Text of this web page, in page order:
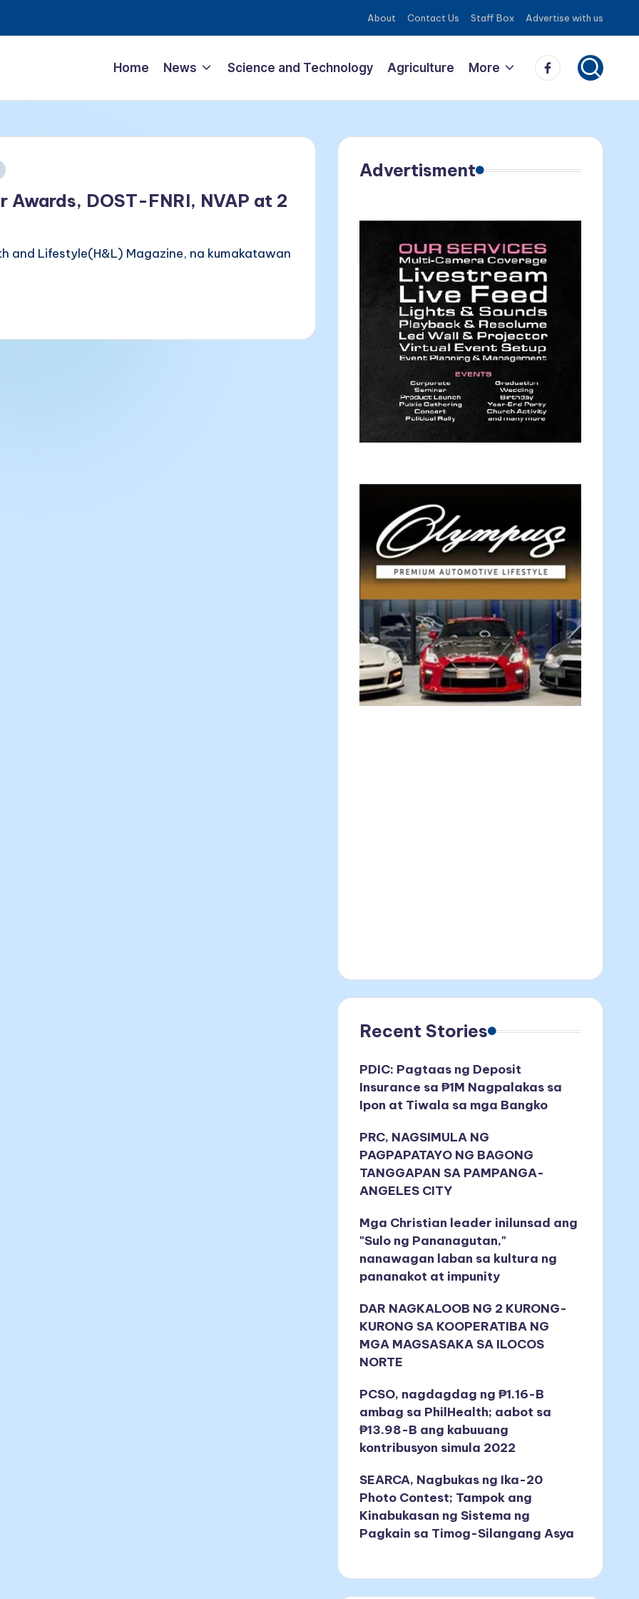
About Contact Us Staff Box Advertise with us
Home News Science and Technology Agriculture More Facebook
DOST-FNRI, NVAP at 2
and Lifestyle(H&L) Magazine, na kumakatawan
Advertisment
Recent Stories
PDIC: Pagtaas ng Deposit
Insurance sa ₱1M Nagpalakas sa
Ipon at Tiwala sa mga Bangko
PRC, NAGSIMULA NG
PAGPAPATAYO NG BAGONG
TANGGAPAN SA PAMPANGA-
ANGELES CITY
Mga Christian leader inilunsad ang
"Sulo ng Pananagutan,"
nanawagan laban sa kultura ng
pananakot at impunity
DAR NAGKALOOB NG 2 KURONG-
KURONG SA KOOPERATIBA NG
MGA MAGSASAKA SA ILOCOS
NORTE
PCSO, nagdagdag ng ₱1.16-B
ambag sa PhilHealth; aabot sa
₱13.98-B ang kabuuang
kontribusyon simula 2022
SEARCA, Nagbukas ng Ika-20
Photo Contest; Tampok ang
Kinabukasan ng Sistema ng
Pagkain sa Timog-Silangang Asya